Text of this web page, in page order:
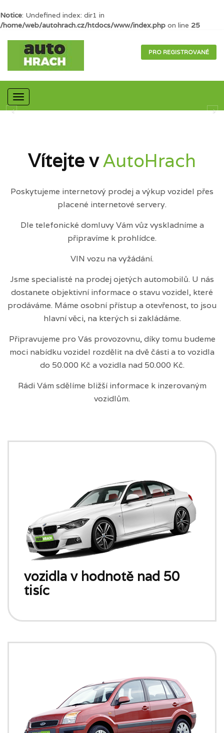
Notice: Undefined index: dir1 in
/home/web/autohrach.cz/htdocs/www/index.php on line 25
PRO REGISTROVANÉ
Mobilní
navigace
Vítejte vAutoHrach
Poskytujeme internetový prodej a výkup vozidel přes
placené internetové servery.
Dle telefonické domluvy Vám vůz vyskladníme a
připravíme k prohlídce.
VIN vozu na vyžádání.
Jsme specialisté na prodej ojetých automobilů. U nás
dostanete objektivní informace o stavu vozidel, které
prodáváme. Máme osobní přístup a otevřenost, to jsou
hlavní věci, na kterých si zakládáme.
Připravujeme pro Vás provozovnu, díky tomu budeme
moci nabídku vozidel rozdělit na dvě části a to vozidla
do 50.000 Kč a vozidla nad 50.000 Kč.
Rádi Vám sdělíme bližší informace k inzerovaným
vozidlům.
vozidla v hodnotě nad 50
tisíc